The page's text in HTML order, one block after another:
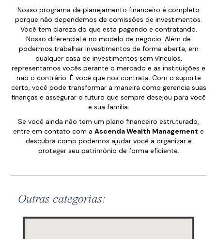
Nosso programa de planejamento financeiro é completo
porque não dependemos de comissões de investimentos.
Você tem clareza do que esta pagando e contratando.
Nosso diferencial é no modelo de negócio. Além de
podermos trabalhar investimentos de forma aberta, em
qualquer casa de investimentos sem vínculos,
representamos vocês perante o mercado e as instituições e
não o contrário. É você que nos contrata. Com o suporte
certo, você pode transformar a maneira como gerencia suas
finanças e assegurar o futuro que sempre desejou para você
e sua família.
Se você ainda não tem um plano financeiro estruturado,
entre em contato com a Ascenda Wealth Management e
descubra como podemos ajudar você a organizar e
proteger seu patrimônio de forma eficiente.
Outras categorias: